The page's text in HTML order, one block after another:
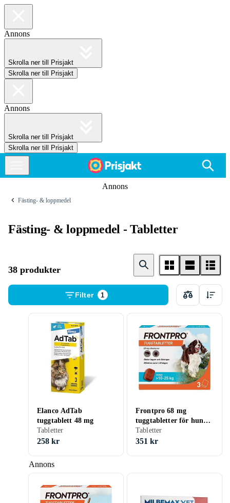
Annons
Skrolla ner till Prisjakt
Skrolla ner till Prisjakt
Annons
Skrolla ner till Prisjakt
Skrolla ner till Prisjakt
Annons
Fästing- & loppmedel
Fästing- & loppmedel - Tabletter
38 produkter
Filter 1
Annons
Elanco AdTab
tuggtablett 48 mg
Tabletter
258 kr
Frontpro 68 mg
tuggtabletter för hund
10-25kg 3 st
Tabletter
351 kr